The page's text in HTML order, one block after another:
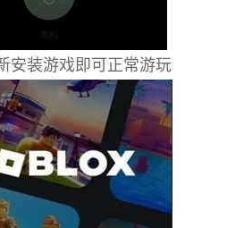
安装游戏即可正常游玩